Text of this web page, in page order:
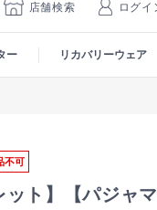
店舗検索 ログイ
ー リカバリーウェア
不可
ット】【パジャ